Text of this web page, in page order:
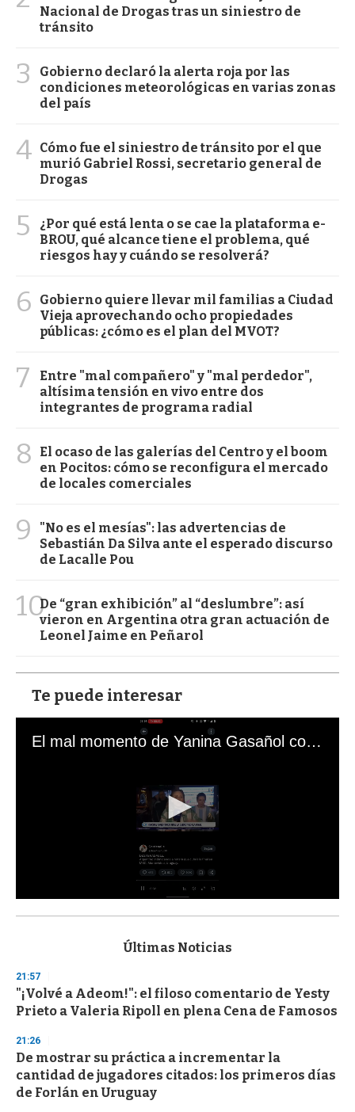
Nacional de Drogas tras un siniestro de
tránsito
3
Gobierno declaró la alerta roja por las
condiciones meteorológicas en varias zonas
del país
4 Cómo fue el siniestro de tránsito por el que
murió Gabriel Rossi, secretario general de
Drogas
5
¿Por qué está lenta o se cae la plataforma e-
BROU, qué alcance tiene el problema, qué
riesgos hay y cuándo se resolverá?
6
Gobierno quiere llevar mil familias a Ciudad
Vieja aprovechando ocho propiedades
públicas: ¿cómo es el plan del MVOT?
7
Entre "mal compañero" y "mal perdedor",
altísima tensión en vivo entre dos
integrantes de programa radial
8
El ocaso de las galerías del Centro y el boom
en Pocitos: cómo se reconfigura el mercado
de locales comerciales
9
"No es el mesías": las advertencias de
Sebastián Da Silva ante el esperado discurso
de Lacalle Pou
10De “gran exhibición” al “deslumbre”: así
vieron en Argentina otra gran actuación de
Leonel Jaime en Peñarol
Te puede interesar
El mal momento de Yanina Gasañol con un hincha argentino en "Subrayado"
s
d
s
o
f
3
s
c
o
Últimas Noticias
21:57
"¡Volvé a Adeom!": el filoso comentario de Yesty
Prieto a Valeria Ripoll en plena Cena de Famosos
21:26
De mostrar su práctica a incrementar la
cantidad de jugadores citados: los primeros días
de Forlán en Uruguay